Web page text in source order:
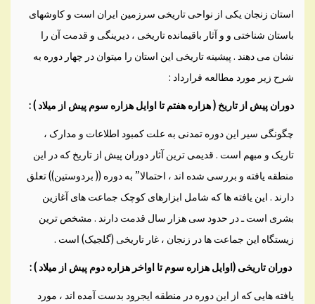
استان زنجان يکی از نواحی تاريخی سرزمين ايران است و کاوشهای
باستان شناختی و و آثار باقيمانده تاريخی ، ديرينگی و قدمت آن را
نشان می دهند . پيشينه تاريخی اين استان را ميتوان در چهار دوره به
شرح زير مورد مطالعه قرارداد :
دوران پيش از تاريخ ( هزاره هفتم تا اوايل هزاره سوم پيش از ميلاد ) :
چگونگی سير اين دوره تمدنی به علت کمبود اطلاعات و مدارک ،
تاريک و مبهم است . قديمی ترين آثار دوران پيش از تاريخ که در اين
منطقه يافته و بررسی شده اند ، احتمالا” به دوره (( بردوستين)) تعلق
دارند . اين يافته ها که شامل ابزارهای کوچک جماعت های آغازين
بشری است ـ در حدود سی هزار سال قدمت دارند . مشخص ترين
زيستگاه اين جماعت ها در زنجان ، غار تاريخی (گلجيک) است .
دوران تاريخی (اوايل هزاره سوم تا اواخر هزاره دوم پيش از ميلاد ) :
يافته هايی که از اين دوره در منطقه ايجرود بدست آمده اند ، مورد